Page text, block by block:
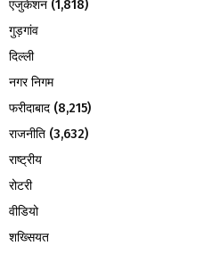
एजुकेशन (1,818)
गुड़गांव
दिल्ली
नगर निगम
फरीदाबाद (8,215)
राजनीति (3,632)
राष्ट्रीय
रोटरी
वीडियो
शख्सियत